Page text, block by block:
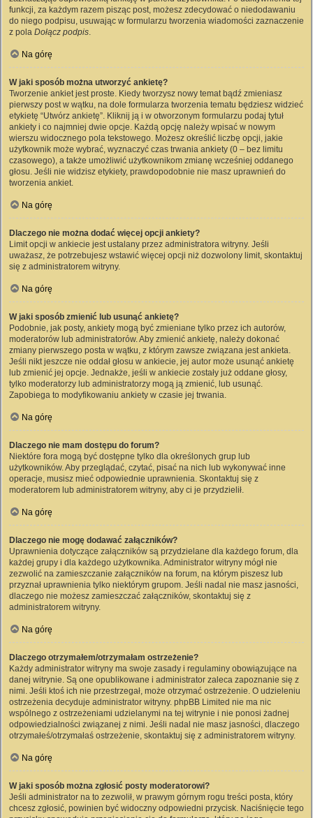
funkcji, za każdym razem pisząc post, możesz zdecydować o niedodawaniu
do niego podpisu, usuwając w formularzu tworzenia wiadomości zaznaczenie
z pola Dołącz podpis.
Na górę
W jaki sposób można utworzyć ankietę?
Tworzenie ankiet jest proste. Kiedy tworzysz nowy temat bądź zmieniasz
pierwszy post w wątku, na dole formularza tworzenia tematu będziesz widzieć
etykietę “Utwórz ankietę”. Kliknij ją i w otworzonym formularzu podaj tytuł
ankiety i co najmniej dwie opcje. Każdą opcję należy wpisać w nowym
wierszu widocznego pola tekstowego. Możesz określić liczbę opcji, jakie
użytkownik może wybrać, wyznaczyć czas trwania ankiety (0 – bez limitu
czasowego), a także umożliwić użytkownikom zmianę wcześniej oddanego
głosu. Jeśli nie widzisz etykiety, prawdopodobnie nie masz uprawnień do
tworzenia ankiet.
Na górę
Dlaczego nie można dodać więcej opcji ankiety?
Limit opcji w ankiecie jest ustalany przez administratora witryny. Jeśli
uważasz, że potrzebujesz wstawić więcej opcji niż dozwolony limit, skontaktuj
się z administratorem witryny.
Na górę
W jaki sposób zmienić lub usunąć ankietę?
Podobnie, jak posty, ankiety mogą być zmieniane tylko przez ich autorów,
moderatorów lub administratorów. Aby zmienić ankietę, należy dokonać
zmiany pierwszego posta w wątku, z którym zawsze związana jest ankieta.
Jeśli nikt jeszcze nie oddał głosu w ankiecie, jej autor może usunąć ankietę
lub zmienić jej opcje. Jednakże, jeśli w ankiecie zostały już oddane głosy,
tylko moderatorzy lub administratorzy mogą ją zmienić, lub usunąć.
Zapobiega to modyfikowaniu ankiety w czasie jej trwania.
Na górę
Dlaczego nie mam dostępu do forum?
Niektóre fora mogą być dostępne tylko dla określonych grup lub
użytkowników. Aby przeglądać, czytać, pisać na nich lub wykonywać inne
operacje, musisz mieć odpowiednie uprawnienia. Skontaktuj się z
moderatorem lub administratorem witryny, aby ci je przydzielił.
Na górę
Dlaczego nie mogę dodawać załączników?
Uprawnienia dotyczące załączników są przydzielane dla każdego forum, dla
każdej grupy i dla każdego użytkownika. Administrator witryny mógł nie
zezwolić na zamieszczanie załączników na forum, na którym piszesz lub
przyznał uprawnienia tylko niektórym grupom. Jeśli nadal nie masz jasności,
dlaczego nie możesz zamieszczać załączników, skontaktuj się z
administratorem witryny.
Na górę
Dlaczego otrzymałem/otrzymałam ostrzeżenie?
Każdy administrator witryny ma swoje zasady i regulaminy obowiązujące na
danej witrynie. Są one opublikowane i administrator zaleca zapoznanie się z
nimi. Jeśli ktoś ich nie przestrzegał, może otrzymać ostrzeżenie. O udzieleniu
ostrzeżenia decyduje administrator witryny. phpBB Limited nie ma nic
wspólnego z ostrzeżeniami udzielanymi na tej witrynie i nie ponosi żadnej
odpowiedzialności związanej z nimi. Jeśli nadal nie masz jasności, dlaczego
otrzymałeś/otrzymałaś ostrzeżenie, skontaktuj się z administratorem witryny.
Na górę
W jaki sposób można zgłosić posty moderatorowi?
Jeśli administrator na to zezwolił, w prawym górnym rogu treści posta, który
chcesz zgłosić, powinien być widoczny odpowiedni przycisk. Naciśnięcie tego